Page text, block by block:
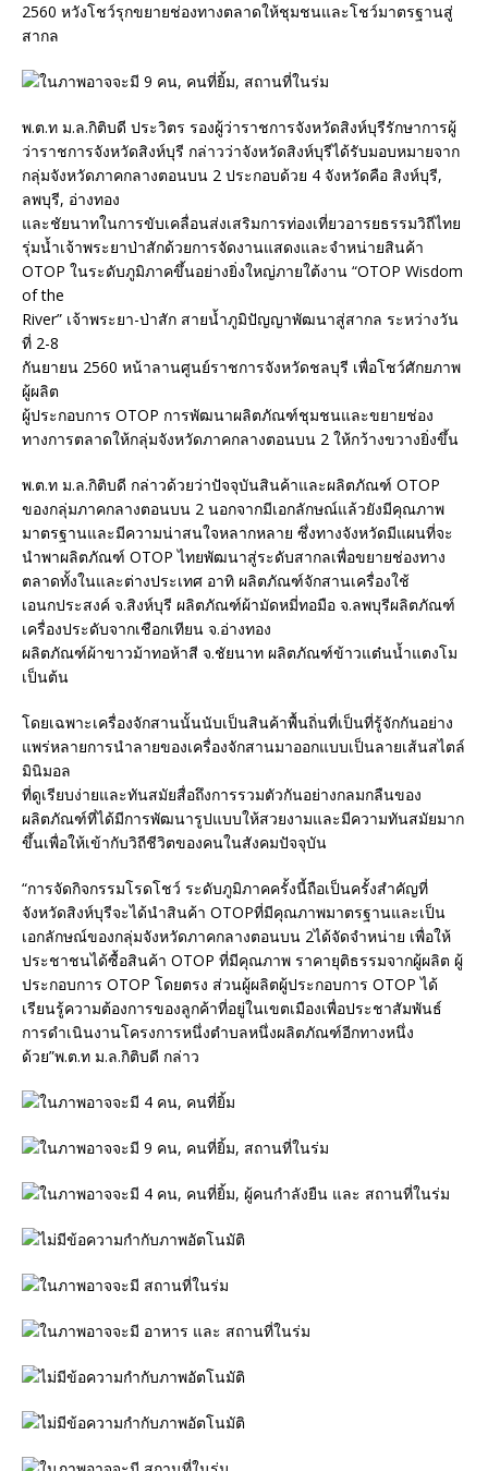
2560 หวังโชว์รุกขยายช่องทางตลาดให้ชุมชนและโชว์มาตรฐานสู่
สากล
พ.ต.ท ม.ล.กิติบดี ประวิตร รองผู้ว่าราชการจังหวัดสิงห์บุรีรักษาการผู้
ว่าราชการจังหวัดสิงห์บุรี กล่าวว่าจังหวัดสิงห์บุรีได้รับมอบหมายจาก
กลุ่มจังหวัดภาคกลางตอนบน 2 ประกอบด้วย 4 จังหวัดคือ สิงห์บุรี,
ลพบุรี, อ่างทอง
และชัยนาทในการขับเคลื่อนส่งเสริมการท่องเที่ยวอารยธรรมวิถีไทย
รุ่มน้ำเจ้าพระยาป่าสักด้วยการจัดงานแสดงและจำหน่ายสินค้า
OTOP ในระดับภูมิภาคขึ้นอย่างยิ่งใหญ่ภายใต้งาน “OTOP Wisdom
of the
River” เจ้าพระยา-ป่าสัก สายน้ำภูมิปัญญาพัฒนาสู่สากล ระหว่างวัน
ที่ 2-8
กันยายน 2560 หน้าลานศูนย์ราชการจังหวัดชลบุรี เพื่อโชว์ศักยภาพ
ผู้ผลิต
ผู้ประกอบการ OTOP การพัฒนาผลิตภัณฑ์ชุมชนและขยายช่อง
ทางการตลาดให้กลุ่มจังหวัดภาคกลางตอนบน 2 ให้กว้างขวางยิ่งขึ้น
พ.ต.ท ม.ล.กิติบดี กล่าวด้วยว่าปัจจุบันสินค้าและผลิตภัณฑ์ OTOP
ของกลุ่มภาคกลางตอนบน 2 นอกจากมีเอกลักษณ์แล้วยังมีคุณภาพ
มาตรฐานและมีความน่าสนใจหลากหลาย ซึ่งทางจังหวัดมีแผนที่จะ
นำพาผลิตภัณฑ์ OTOP ไทยพัฒนาสู่ระดับสากลเพื่อขยายช่องทาง
ตลาดทั้งในและต่างประเทศ อาทิ ผลิตภัณฑ์จักสานเครื่องใช้
เอนกประสงค์ จ.สิงห์บุรี ผลิตภัณฑ์ผ้ามัดหมี่ทอมือ จ.ลพบุรีผลิตภัณฑ์
เครื่องประดับจากเชือกเทียน จ.อ่างทอง
ผลิตภัณฑ์ผ้าขาวม้าทอห้าสี จ.ชัยนาท ผลิตภัณฑ์ข้าวแต๋นน้ำแตงโม
เป็นต้น
โดยเฉพาะเครื่องจักสานนั้นนับเป็นสินค้าพื้นถิ่นที่เป็นที่รู้จักกันอย่าง
แพร่หลายการนำลายของเครื่องจักสานมาออกแบบเป็นลายเส้นสไตล์
มินิมอล
ที่ดูเรียบง่ายและทันสมัยสื่อถึงการรวมตัวกันอย่างกลมกลืนของ
ผลิตภัณฑ์ที่ได้มีการพัฒนารูปแบบให้สวยงามและมีความทันสมัยมาก
ขึ้นเพื่อให้เข้ากับวิถีชีวิตของคนในสังคมปัจจุบัน
“การจัดกิจกรรมโรดโชว์ ระดับภูมิภาคครั้งนี้ถือเป็นครั้งสำคัญที่
จังหวัดสิงห์บุรีจะได้นำสินค้า OTOPที่มีคุณภาพมาตรฐานและเป็น
เอกลักษณ์ของกลุ่มจังหวัดภาคกลางตอนบน 2ได้จัดจำหน่าย เพื่อให้
ประชาชนได้ซื้อสินค้า OTOP ที่มีคุณภาพ ราคายุติธรรมจากผู้ผลิต ผู้
ประกอบการ OTOP โดยตรง ส่วนผู้ผลิตผู้ประกอบการ OTOP ได้
เรียนรู้ความต้องการของลูกค้าที่อยู่ในเขตเมืองเพื่อประชาสัมพันธ์
การดำเนินงานโครงการหนึ่งตำบลหนึ่งผลิตภัณฑ์อีกทางหนึ่ง
ด้วย”พ.ต.ท ม.ล.กิติบดี กล่าว